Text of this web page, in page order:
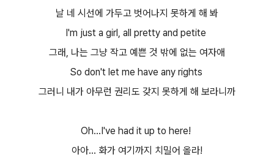
날 네 시선에 가두고 벗어나지 못하게 해 봐
I'm just a girl, all pretty and petite
그래, 나는 그냥 작고 예쁜 것 밖에 없는 여자애
So don't let me have any rights
그러니 내가 아무런 권리도 갖지 못하게 해 보라니까
Oh...I've had it up to here!
아아... 화가 여기까지 치밀어 올라!